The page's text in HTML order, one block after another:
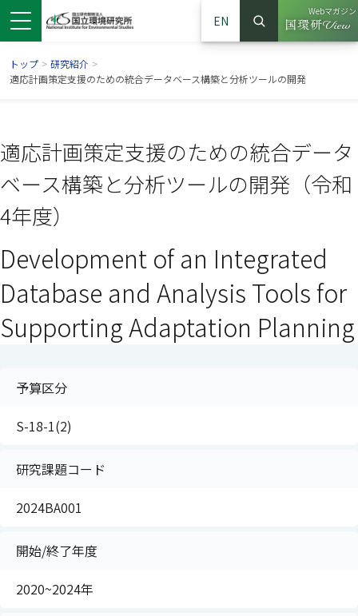
ウで開きます）
ンドウで開きます）
ウインドウで開きます）
EN
サイト内検索
検索
Webマガジン
（別ウイ
トップ > 研究紹介 >
適応計画策定支援のための統合データベース構築と分析ツールの開発
適応計画策定支援のための統合データ
ベース構築と分析ツールの開発（令和
4年度）
Development of an Integrated
Database and Analysis Tools for
Supporting Adaptation Planning
予算区分
S-18-1(2)
研究課題コード
2024BA001
開始/終了年度
2020~2024年